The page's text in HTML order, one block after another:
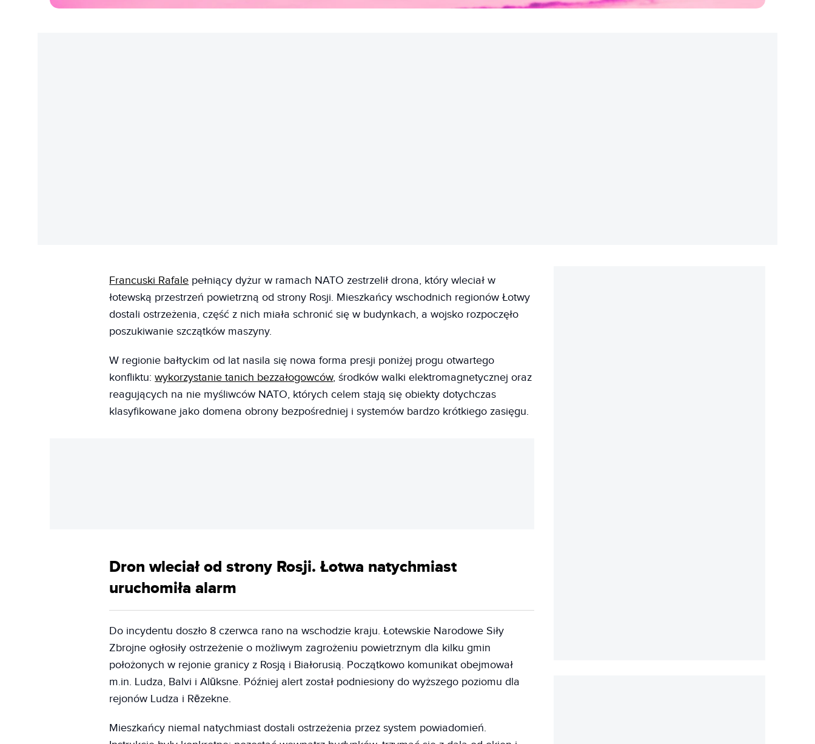
Francuski Rafale pełniący dyżur w ramach NATO zestrzelił drona, który wleciał w
łotewską przestrzeń powietrzną od strony Rosji. Mieszkańcy wschodnich regionów Łotwy
dostali ostrzeżenia, część z nich miała schronić się w budynkach, a wojsko rozpoczęło
poszukiwanie szczątków maszyny.
W regionie bałtyckim od lat nasila się nowa forma presji poniżej progu otwartego
konfliktu:wykorzystanie tanich bezzałogowców, środków walki elektromagnetycznej oraz
reagujących na nie myśliwców NATO, których celem stają się obiekty dotychczas
klasyfikowane jako domena obrony bezpośredniej i systemów bardzo krótkiego zasięgu.
Dron wleciał od strony Rosji. Łotwa natychmiast
uruchomiła alarm
Do incydentu doszło 8 czerwca rano na wschodzie kraju. Łotewskie Narodowe Siły
Zbrojne ogłosiły ostrzeżenie o możliwym zagrożeniu powietrznym dla kilku gmin
położonych w rejonie granicy z Rosją i Białorusią. Początkowo komunikat obejmował
m.in. Ludza, Balvi i Alūksne. Później alert został podniesiony do wyższego poziomu dla
rejonów Ludza i Rēzekne.
Mieszkańcy niemal natychmiast dostali ostrzeżenia przez system powiadomień.